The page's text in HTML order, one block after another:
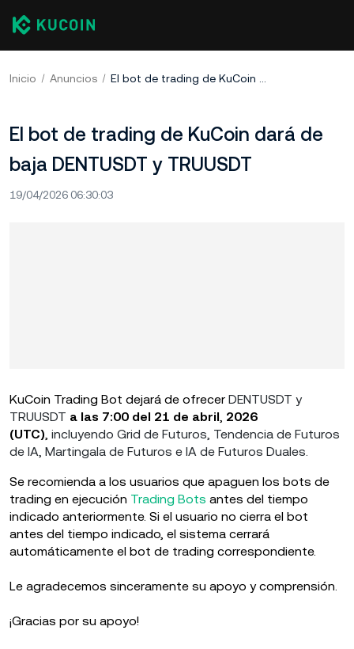
Inicio Anuncios El bot de trading de KuCoin dará de baja DENTUSDT y TRUUSDT
El bot de trading de KuCoin dará de
baja DENTUSDT y TRUUSDT
19/04/2026 06:30:03
KuCoin Trading Bot dejará de ofrecer DENTUSDT y
TRUUSDT a las 7:00 del 21 de abril, 2026
(UTC), incluyendo Grid de Futuros, Tendencia de Futuros
de IA, Martingala de Futuros e IA de Futuros Duales.
Se recomienda a los usuarios que apaguen los bots de
trading en ejecución Trading Bots antes del tiempo
indicado anteriormente. Si el usuario no cierra el bot
antes del tiempo indicado, el sistema cerrará
automáticamente el bot de trading correspondiente.
Le agradecemos sinceramente su apoyo y comprensión.
¡Gracias por su apoyo!